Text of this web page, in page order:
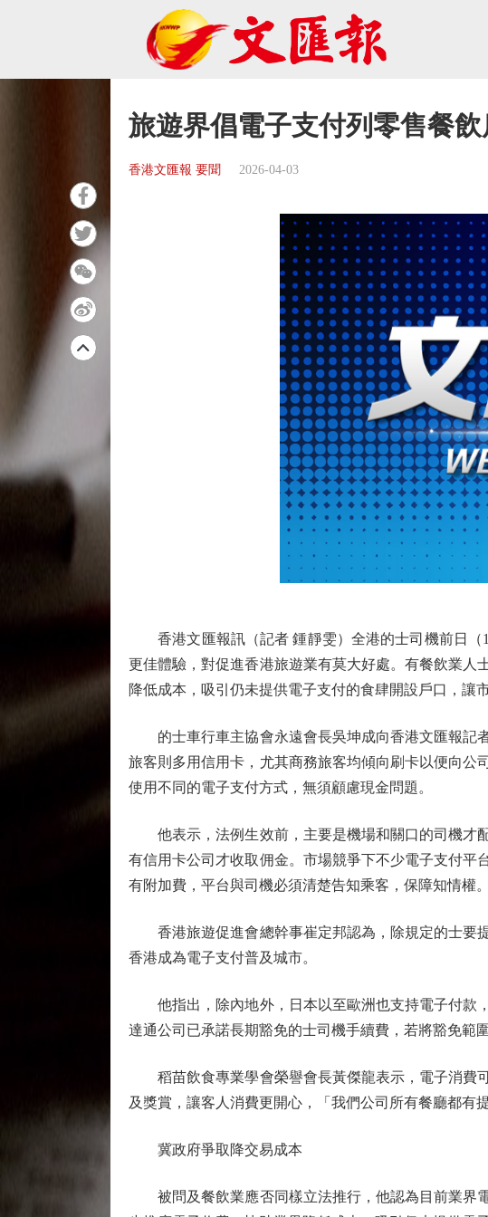
旅遊界倡電子支付列零售餐
香港文匯報 要聞 2026-04-03
香港文匯報訊（記者 鍾靜雯）全港的士司機前日（1
更佳體驗，對促進香港旅遊業有莫大好處。有餐飲業
降低成本，吸引仍未提供電子支付的食肆開設戶口，讓
的士車行車主協會永遠會長吳坤成向香港文匯報記
旅客則多用信用卡，尤其商務旅客均傾向刷卡以便向
使用不同的電子支付方式，無須顧慮現金問題。
他表示，法例生效前，主要是機場和關口的司機才
有信用卡公司才收取佣金。市場競爭下不少電子支付
有附加費，平台與司機必須清楚告知乘客，保障知情權。
香港旅遊促進會總幹事崔定邦認為，除規定的士要
香港成為電子支付普及城市。
他指出，除內地外，日本以至歐洲也支持電子付款
達通公司已承諾長期豁免的士司機手續費，若將豁免範
稻苗飲食專業學會榮譽會長黃傑龍表示，電子消費
及獎賞，讓客人消費更開心，「我們公司所有餐廳都有
冀政府爭取降交易成本
被問及餐飲業應否同樣立法推行，他認為目前業界